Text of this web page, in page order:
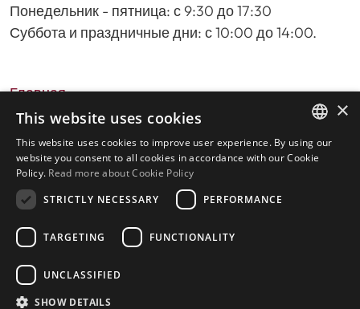
Понедельник - пятница: с 9:30 до 17:30
Суббота и праздничные дни: с 10:00 до 14:00.
Главная
Поиск недвижимости
Пожалуйста, оставьте отзыв о нас
политика конфиденциальности
Политика использования файлов cookie
© 2026
Построено
ENGLISH
×
This website uses cookies
This website uses cookies to improve user experience. By using our
website you consent to all cookies in accordance with our Cookie
Policy. Read more about Cookie Policy
STRICTLY NECESSARY
PERFORMANCE
TARGETING FUNCTIONALITY
UNCLASSIFIED
SHOW DETAILS